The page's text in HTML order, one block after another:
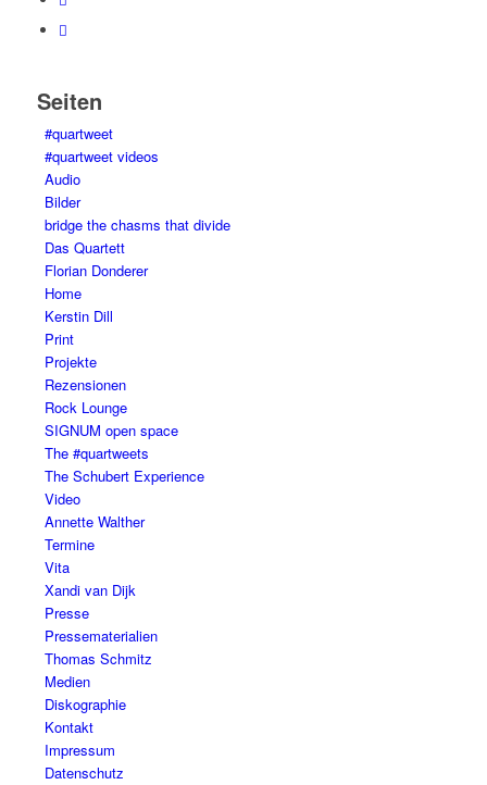
Seiten
#quartweet
#quartweet videos
Audio
Bilder
bridge the chasms that divide
Das Quartett
Florian Donderer
Home
Kerstin Dill
Print
Projekte
Rezensionen
Rock Lounge
SIGNUM open space
The #quartweets
The Schubert Experience
Video
Annette Walther
Termine
Vita
Xandi van Dijk
Presse
Pressematerialien
Thomas Schmitz
Medien
Diskographie
Kontakt
Impressum
Datenschutz